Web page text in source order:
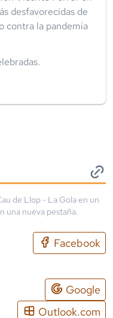
desfavorecidas de
contra la pandemia
.
de Llop - La Gola en un
una nueva pestaña.
Facebook
Google
Outlook.com